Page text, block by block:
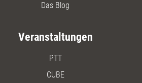
Das Blog
Veranstaltungen
PTT
CUBE